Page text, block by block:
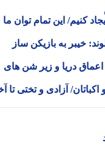
کنیم/ این تمام توان ما
به بازیکن ساز
دریا و زیر شن های
آزادی و تختی تا آخر